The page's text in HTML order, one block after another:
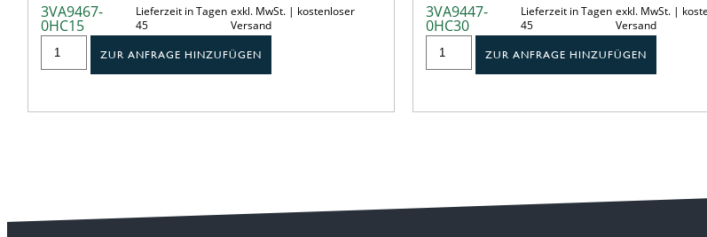
3VA9467-
0HC15
Lieferzeit in Tagen
45
exkl. MwSt. | kostenloser
Versand
ZUR ANFRAGE HINZUFÜGEN
3VA9447-
0HC30
Lieferzeit in Tagen
45
exkl. MwSt. |
Versand
ZUR ANFRAGE HINZUFÜGEN